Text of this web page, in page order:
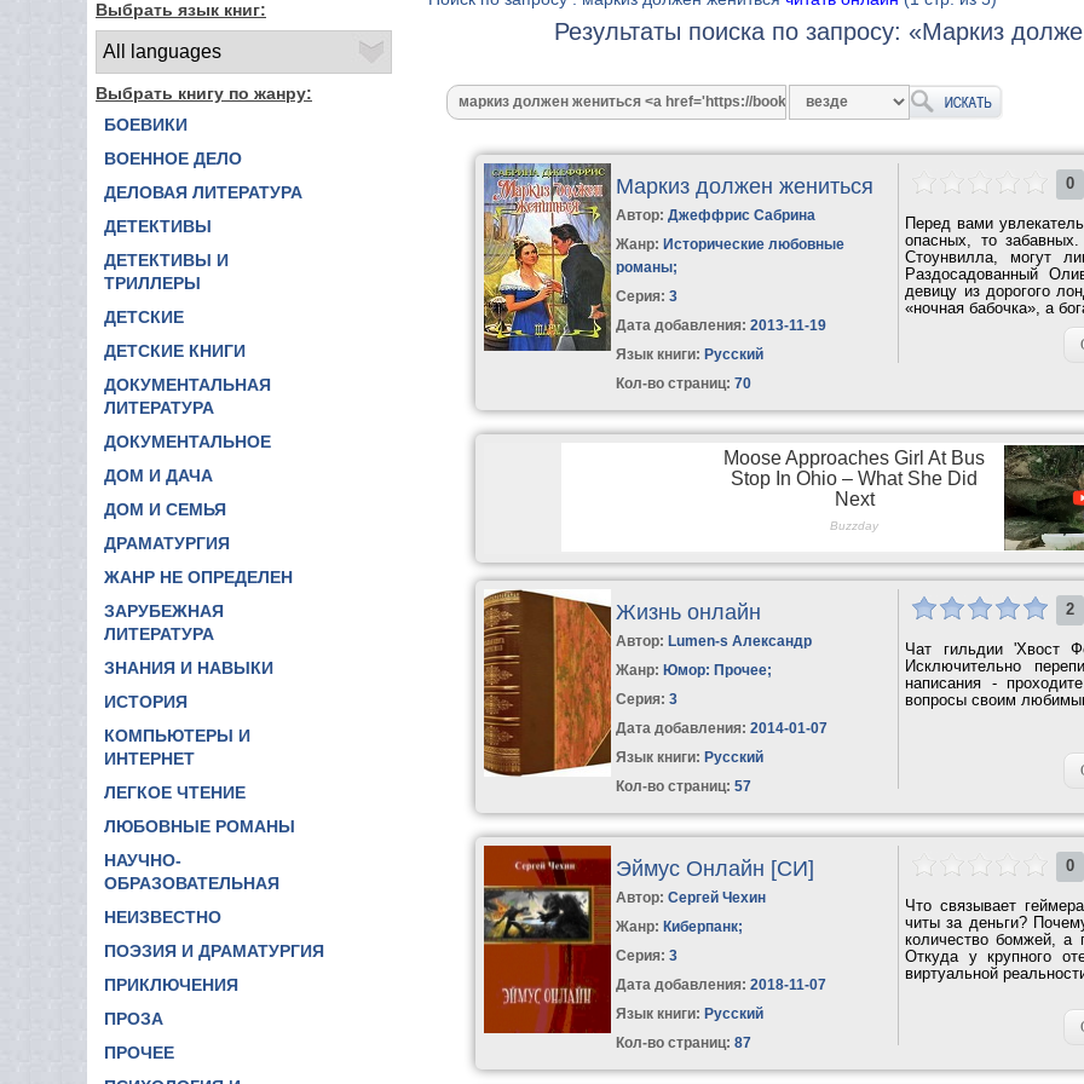
Выбрать язык книг:
Выбрать книгу по жанру:
БОЕВИКИ
ВОЕННОЕ ДЕЛО
ДЕЛОВАЯ ЛИТЕРАТУРА
ДЕТЕКТИВЫ
ДЕТЕКТИВЫ И
ТРИЛЛЕРЫ
ДЕТСКИЕ
ДЕТСКИЕ КНИГИ
ДОКУМЕНТАЛЬНАЯ
ЛИТЕРАТУРА
ДОКУМЕНТАЛЬНОЕ
ДОМ И ДАЧА
ДОМ И СЕМЬЯ
ДРАМАТУРГИЯ
ЖАНР НЕ ОПРЕДЕЛЕН
ЗАРУБЕЖНАЯ
ЛИТЕРАТУРА
ЗНАНИЯ И НАВЫКИ
ИСТОРИЯ
КОМПЬЮТЕРЫ И
ИНТЕРНЕТ
ЛЕГКОЕ ЧТЕНИЕ
ЛЮБОВНЫЕ РОМАНЫ
НАУЧНО-
ОБРАЗОВАТЕЛЬНАЯ
НЕИЗВЕСТНО
ПОЭЗИЯ И ДРАМАТУРГИЯ
ПРИКЛЮЧЕНИЯ
ПРОЗА
ПРОЧЕЕ
Результаты поиска по запросу: «Маркиз
Маркиз должен жениться
Автор:Джеффрис Сабрина
Жанр: Исторические любовные
романы;
Серия:3
Дата добавления: 2013-11-19
Язык книги: Русский
Кол-во страниц: 70
0
Перед вами
опасных, то
Стоунвилла, могут
Раздосадованный
девицу из дорогого
«ночная бабочка», а
Жизнь онлайн
Автор: Lumen-s Александр
Жанр: Юмор: Прочее;
Серия:3
Дата добавления: 2014-01-07
Язык книги: Русский
Кол-во страниц: 57
2
Чат гильдии 'Хвост
Исключительно
написания -
вопросы своим
Эймус Онлайн [СИ]
Автор:Сергей Чехин
Жанр: Киберпанк;
Серия:3
Дата добавления: 2018-11-07
Язык книги: Русский
Кол-во страниц: 87
0
Что связывает
читы за деньги?
количество бомжей, а
Откуда у крупного
виртуальной